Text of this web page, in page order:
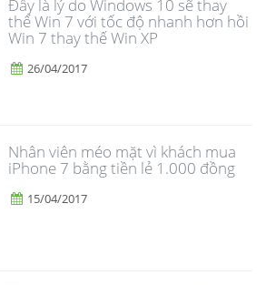
Đây là lý do Windows 10 sẽ thay
thế Win 7 với tốc độ nhanh hơn hồi
Win 7 thay thế Win XP
26/04/2017
Nhân viên méo mặt vì khách mua
iPhone 7 bằng tiền lẻ 1.000 đồng
15/04/2017